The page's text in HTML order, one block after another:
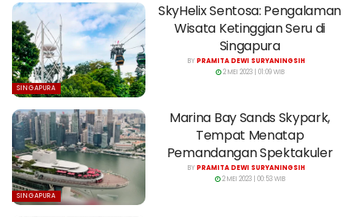
SINGAPURA
SkyHelix Sentosa: Pengalaman
Wisata Ketinggian Seru di
Singapura
BYPRAMITA DEWI SURYANINGSIH
2 MEI 2023 | 01:09 WIB
SINGAPURA
Marina Bay Sands Skypark,
Tempat Menatap
Pemandangan Spektakuler
BYPRAMITA DEWI SURYANINGSIH
2 MEI 2023 | 00:53 WIB